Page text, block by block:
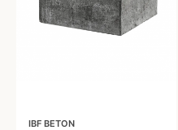
IBF BETON